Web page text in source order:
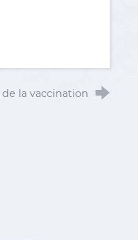
la vaccination